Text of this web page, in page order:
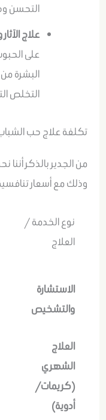
التحسن
علاج
على
التخلص
تكلفة علاج حب الشباب
من الجدير بالذكر
وذلك مع أسعار
نوع الخدمة /
العلاج
الاستشارة
والتشخيص
العلاج
الشهري
(كريمات/
أدوية)